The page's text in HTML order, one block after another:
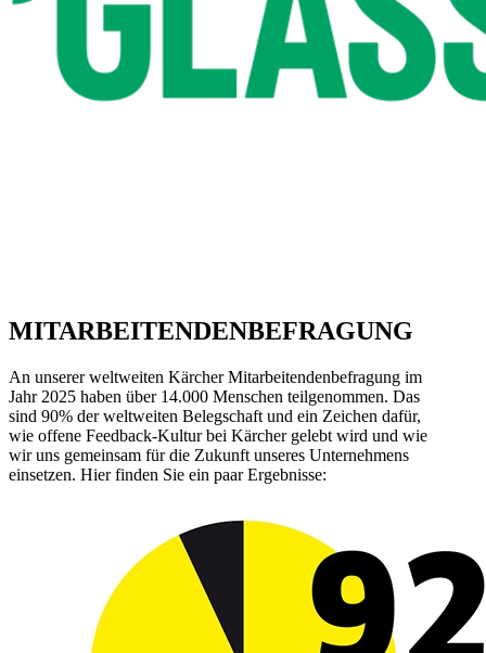
MITARBEITENDENBEFRAGUNG
An unserer weltweiten Kärcher Mitarbeitendenbefragung im
Jahr 2025 haben über 14.000 Menschen teilgenommen. Das
sind 90% der weltweiten Belegschaft und ein Zeichen dafür,
wie offene Feedback-Kultur bei Kärcher gelebt wird und wie
wir uns gemeinsam für die Zukunft unseres Unternehmens
einsetzen. Hier finden Sie ein paar Ergebnisse: